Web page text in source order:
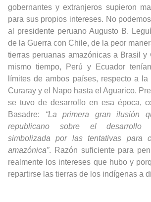
gobernantes y extranjeros supieron
para sus propios intereses. No
al presidente peruano Augusto B.
de la Guerra con Chile, de la peor
tierras peruanas amazónicas a Brasil y
mismo tiempo, Perú y Ecuador
límites de ambos países, respecto a
Curaray y el Napo hasta el Aguarico.
se tuvo de desarrollo en esa época,
Basadre: “La primera gran ilusión
republicano sobre el desarrollo
simbolizada por las tentativas para
amazónica”. Razón suficiente para
realmente los intereses que hubo y
repartirse las tierras de los indígenas a